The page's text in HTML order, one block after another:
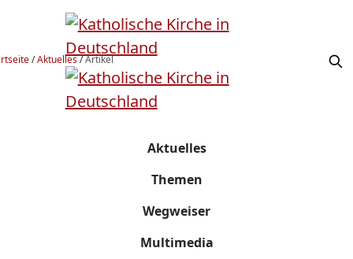
/Aktuelles/Artikel
Aktuelles
Themen
Wegweiser
Multimedia